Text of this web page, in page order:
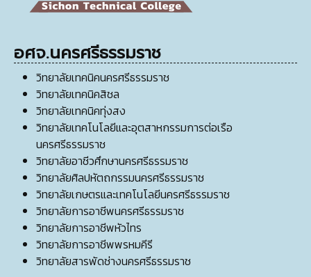
อศจ.นครศรีธรรมราช
วิทยาลัยเทคนิคนครศรีธรรมราช
วิทยาลัยเทคนิคสิชล
วิทยาลัยเทคนิคทุ่งสง
วิทยาลัยเทคโนโลยีและอุตสาหกรรมการต่อเรือ
นครศรีธรรมราช
วิทยาลัยอาชีวศึกษานครศรีธรรมราช
วิทยาลัยศิลปหัตถกรรมนครศรีธรรมราช
วิทยาลัยเกษตรและเทคโนโลยีนครศรีธรรมราช
วิทยาลัยการอาชีพนครศรีธรรมราช
วิทยาลัยการอาชีพหัวไทร
วิทยาลัยการอาชีพพรหมคีรี
วิทยาลัยสารพัดช่างนครศรีธรรมราช